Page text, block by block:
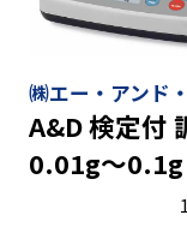
㈱エー・アンド
A&D 検定付
0.01g～